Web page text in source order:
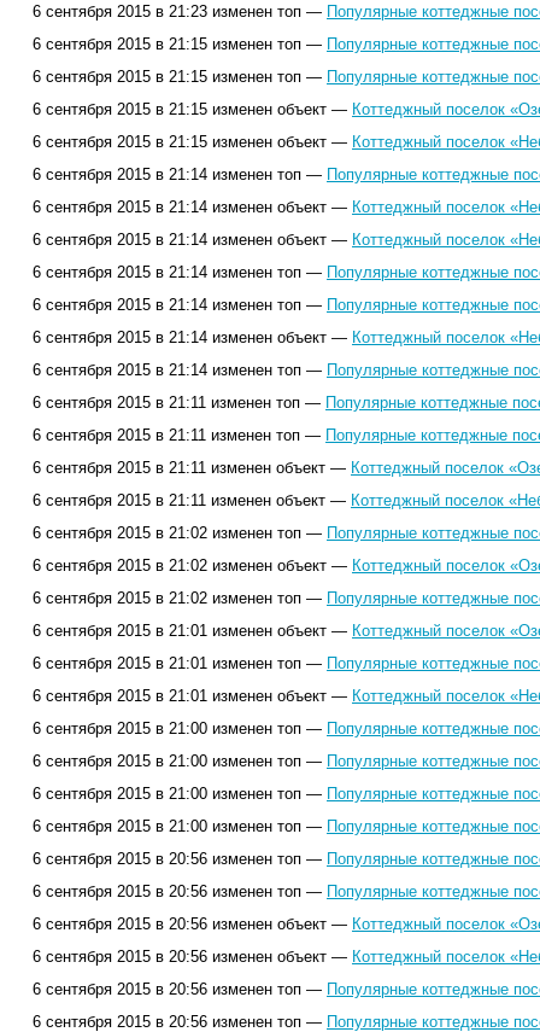
6 сентября 2015 в 21:23 изменен топ — Популярные коттеджные
6 сентября 2015 в 21:15 изменен топ — Популярные коттеджные
6 сентября 2015 в 21:15 изменен топ — Популярные коттеджные
6 сентября 2015 в 21:15 изменен объект — Коттеджный поселок
6 сентября 2015 в 21:15 изменен объект — Коттеджный поселок
6 сентября 2015 в 21:14 изменен топ — Популярные коттеджные
6 сентября 2015 в 21:14 изменен объект — Коттеджный поселок
6 сентября 2015 в 21:14 изменен объект — Коттеджный поселок
6 сентября 2015 в 21:14 изменен топ — Популярные коттеджные
6 сентября 2015 в 21:14 изменен топ — Популярные коттеджные
6 сентября 2015 в 21:14 изменен объект — Коттеджный поселок
6 сентября 2015 в 21:14 изменен топ — Популярные коттеджные
6 сентября 2015 в 21:11 изменен топ — Популярные коттеджные
6 сентября 2015 в 21:11 изменен топ — Популярные коттеджные
6 сентября 2015 в 21:11 изменен объект — Коттеджный поселок
6 сентября 2015 в 21:11 изменен объект — Коттеджный поселок
6 сентября 2015 в 21:02 изменен топ — Популярные коттеджные
6 сентября 2015 в 21:02 изменен объект — Коттеджный поселок
6 сентября 2015 в 21:02 изменен топ — Популярные коттеджные
6 сентября 2015 в 21:01 изменен объект — Коттеджный поселок
6 сентября 2015 в 21:01 изменен топ — Популярные коттеджные
6 сентября 2015 в 21:01 изменен объект — Коттеджный поселок
6 сентября 2015 в 21:00 изменен топ — Популярные коттеджные
6 сентября 2015 в 21:00 изменен топ — Популярные коттеджные
6 сентября 2015 в 21:00 изменен топ — Популярные коттеджные
6 сентября 2015 в 21:00 изменен топ — Популярные коттеджные
6 сентября 2015 в 20:56 изменен топ — Популярные коттеджные
6 сентября 2015 в 20:56 изменен топ — Популярные коттеджные
6 сентября 2015 в 20:56 изменен объект — Коттеджный поселок
6 сентября 2015 в 20:56 изменен объект — Коттеджный поселок
6 сентября 2015 в 20:56 изменен топ — Популярные коттеджные
6 сентября 2015 в 20:56 изменен топ — Популярные коттеджные